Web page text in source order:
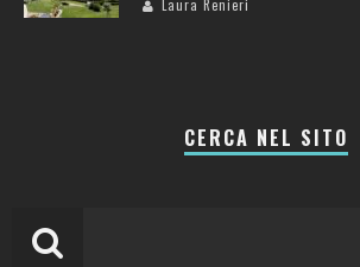
Laura Renieri
CERCA NEL SITO